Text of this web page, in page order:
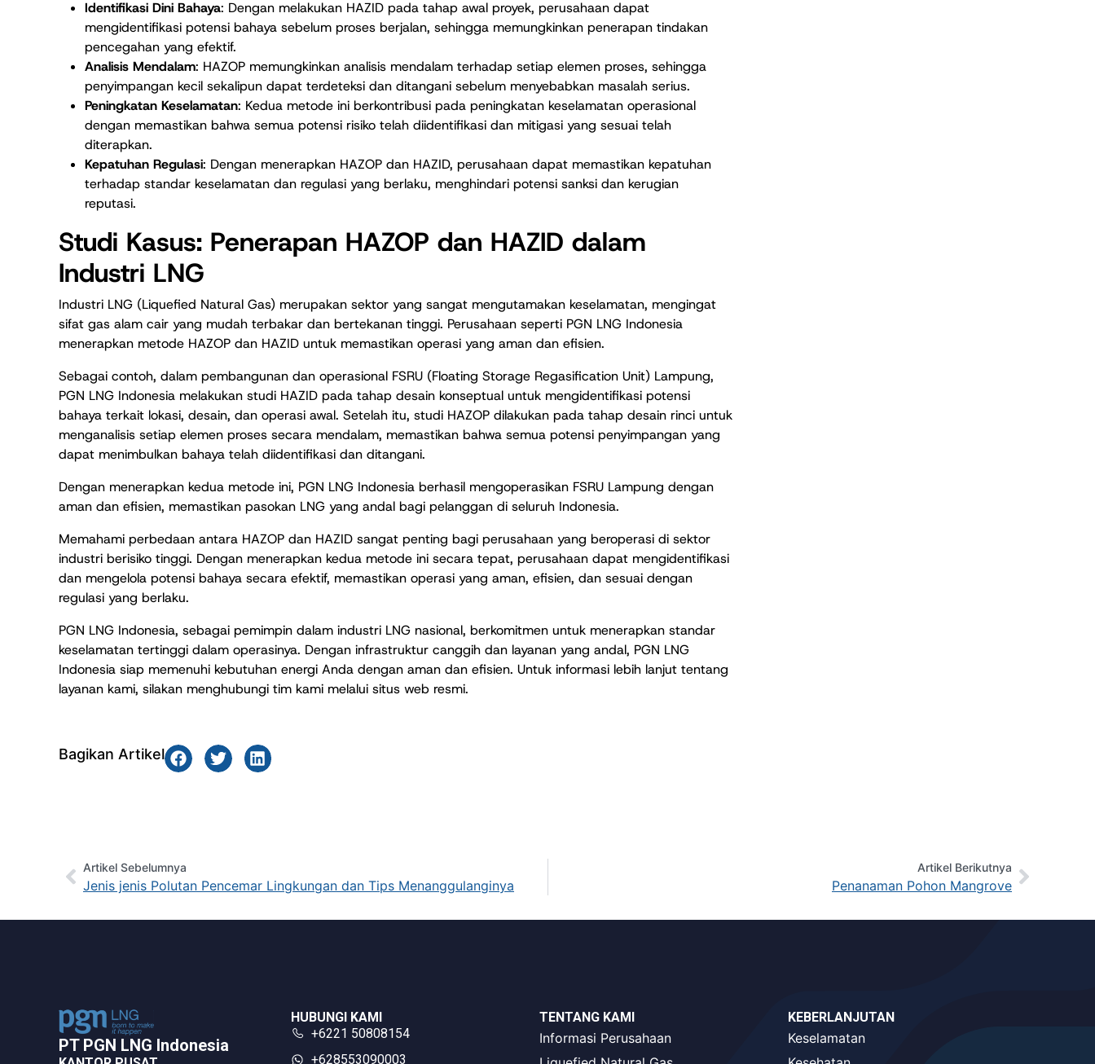
Identifikasi Dini Bahaya: Dengan melakukan HAZID pada tahap awal proyek, perusahaan dapat
mengidentifikasi potensi bahaya sebelum proses berjalan, sehingga memungkinkan penerapan tindakan
pencegahan yang efektif.
Analisis Mendalam: HAZOP memungkinkan analisis mendalam terhadap setiap elemen proses, sehingga
penyimpangan kecil sekalipun dapat terdeteksi dan ditangani sebelum menyebabkan masalah serius.
Peningkatan Keselamatan: Kedua metode ini berkontribusi pada peningkatan keselamatan operasional
dengan memastikan bahwa semua potensi risiko telah diidentifikasi dan mitigasi yang sesuai telah
diterapkan.
Kepatuhan Regulasi: Dengan menerapkan HAZOP dan HAZID, perusahaan dapat memastikan kepatuhan
terhadap standar keselamatan dan regulasi yang berlaku, menghindari potensi sanksi dan kerugian
reputasi.
Studi Kasus: Penerapan HAZOP dan HAZID dalam
Industri LNG
Industri LNG (Liquefied Natural Gas) merupakan sektor yang sangat mengutamakan keselamatan, mengingat
sifat gas alam cair yang mudah terbakar dan bertekanan tinggi. Perusahaan seperti PGN LNG Indonesia
menerapkan metode HAZOP dan HAZID untuk memastikan operasi yang aman dan efisien.
Sebagai contoh, dalam pembangunan dan operasional FSRU (Floating Storage Regasification Unit) Lampung,
PGN LNG Indonesia melakukan studi HAZID pada tahap desain konseptual untuk mengidentifikasi potensi
bahaya terkait lokasi, desain, dan operasi awal. Setelah itu, studi HAZOP dilakukan pada tahap desain rinci untuk
menganalisis setiap elemen proses secara mendalam, memastikan bahwa semua potensi penyimpangan yang
dapat menimbulkan bahaya telah diidentifikasi dan ditangani.
Dengan menerapkan kedua metode ini, PGN LNG Indonesia berhasil mengoperasikan FSRU Lampung dengan
aman dan efisien, memastikan pasokan LNG yang andal bagi pelanggan di seluruh Indonesia.
Memahami perbedaan antara HAZOP dan HAZID sangat penting bagi perusahaan yang beroperasi di sektor
industri berisiko tinggi. Dengan menerapkan kedua metode ini secara tepat, perusahaan dapat mengidentifikasi
dan mengelola potensi bahaya secara efektif, memastikan operasi yang aman, efisien, dan sesuai dengan
regulasi yang berlaku.
PGN LNG Indonesia, sebagai pemimpin dalam industri LNG nasional, berkomitmen untuk menerapkan standar
keselamatan tertinggi dalam operasinya. Dengan infrastruktur canggih dan layanan yang andal, PGN LNG
Indonesia siap memenuhi kebutuhan energi Anda dengan aman dan efisien. Untuk informasi lebih lanjut tentang
layanan kami, silakan menghubungi tim kami melalui situs web resmi.
Bagikan Artikel
Artikel Sebelumnya
Jenis jenis Polutan Pencemar Lingkungan dan Tips Menanggulanginya
Artikel Berikutnya
Penanaman Pohon Mangrove
PT PGN LNG Indonesia​
HUBUNGI KAMI
+6221 50808154
‪+628553090003
TENTANG KAMI
Informasi Perusahaan
KEBERLANJUTAN
Keselamatan